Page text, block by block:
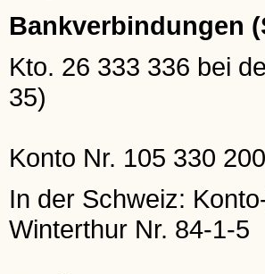
Bankverbindungen
Kto. 26 333 336 bei
35)
Konto Nr. 105 330
In der Schweiz:
Winterthur Nr. 84-1-5